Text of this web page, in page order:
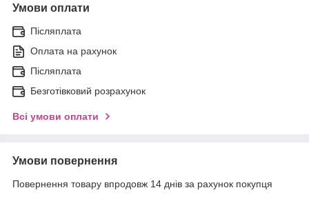
Умови оплати
Післяплата
Оплата на рахунок
Післяплата
Безготівковий розрахунок
Всі умови оплати
Умови повернення
Повернення товару впродовж 14 днів за рахунок покупця